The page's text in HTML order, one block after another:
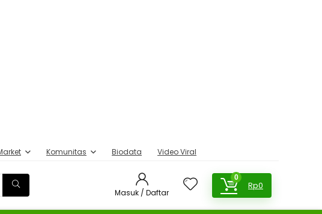
Komunitas Biodata Video Viral
Masuk / Daftar
0
Rp0